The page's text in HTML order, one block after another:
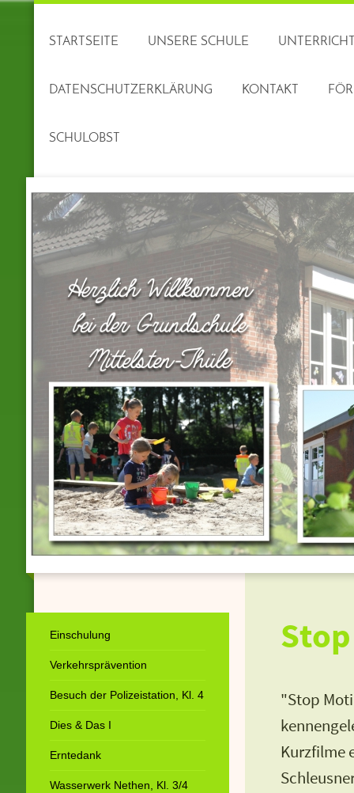
STARTSEITE UNSERE SCHULE
DATENSCHUTZERKLÄRUNG KONTAKT
SCHULOBST
"Stop
Kurzfilme
Einschulung
Verkehrsprävention
Besuch der Polizeistation, Kl. 4
Dies & Das I
Erntedank
Wasserwerk Nethen, Kl. 3/4